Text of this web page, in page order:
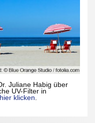
Juliane Habig über
UV-Filter in
hier klicken.